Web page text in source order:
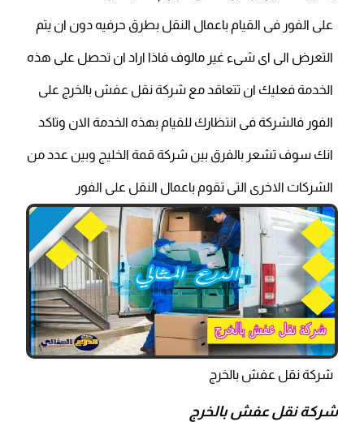
على الفور فى القيام باعمال النقل بطرق حرفيه دون ان يتم
التعرض الى اى شىء غير مالوف فاذا اراد ان تحصل على هذه
الخدمة فعليك ان تتعاقد مع شركة نقل عفش بالخرج على
الفور فالشركة فى انتظارك للقيام بهذه الخدمة الان وتاكد
انك سوف تشعر بالفرق بين شركة قمة الخليج وبين عدد من
الشركات الاخرى التى تقوم باعمال النقل على الفور
شركة نقل عفش بالخرج
شركة نقل عفش بالخرج